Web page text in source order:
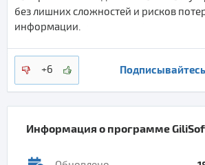
без лишних сложностей и рисков
информации.
+6
Информация о программе